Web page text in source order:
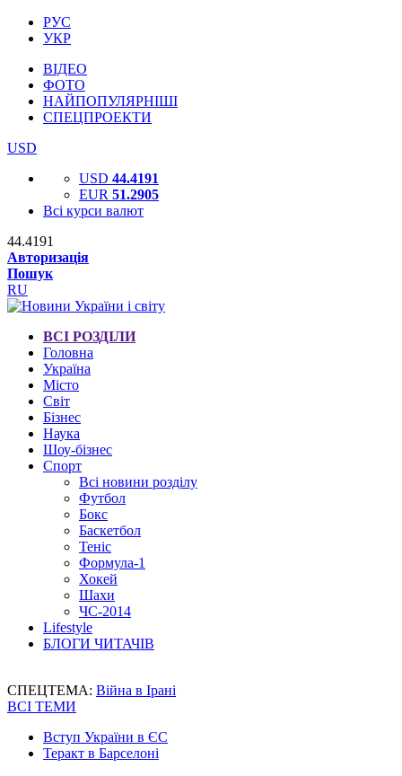
РУС
УКР
ВІДЕО
ФОТО
НАЙПОПУЛЯРНІШІ
СПЕЦПРОЕКТИ
USD
USD 44.4191
EUR 51.2905
Всі курси валют
44.4191
Авторизація
Пошук
RU
ВСІ РОЗДІЛИ
Головна
Україна
Місто
Світ
Бізнес
Наука
Шоу-бізнес
Спорт
Всі новини розділу
Футбол
Бокс
Баскетбол
Теніс
Формула-1
Хокей
Шахи
ЧС-2014
Lifestyle
БЛОГИ ЧИТАЧІВ
СПЕЦТЕМА: Війна в Ірані
ВСІ ТЕМИ
Вступ України в ЄС
Теракт в Барселоні